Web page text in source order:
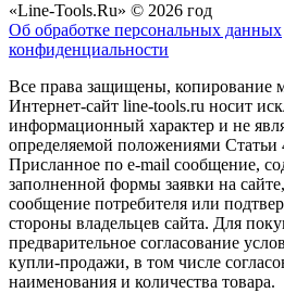
«Line-Tools.Ru» © 2026 год
Об обработке персональных данных
конфиденциальности
Все права защищены, копирование
Интернет-сайт line-tools.ru носит
информационный характер и не
определяемой положениями
Присланное по e-mail сообщение,
заполненной формы заявки на
сообщение потребителя или
стороны владельцев сайта. Для
предварительное согласование
купли-продажи, в том числе
наименования и количества товара.